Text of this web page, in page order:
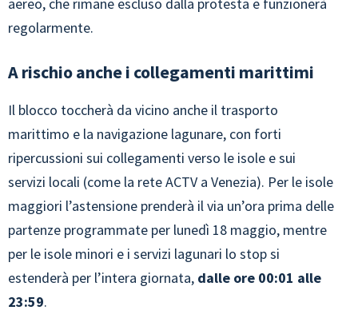
regolarmente.
A rischio anche i collegamenti marittimi
Il blocco toccherà da vicino anche il trasporto
marittimo e la navigazione lagunare, con forti
ripercussioni sui collegamenti verso le isole e sui
servizi locali (come la rete ACTV a Venezia). Per le isole
maggiori l’astensione prenderà il via un’ora prima delle
partenze programmate per lunedì 18 maggio, mentre
per le isole minori e i servizi lagunari lo stop si
estenderà per l’intera giornata, dalle ore 00:01 alle
23:59.